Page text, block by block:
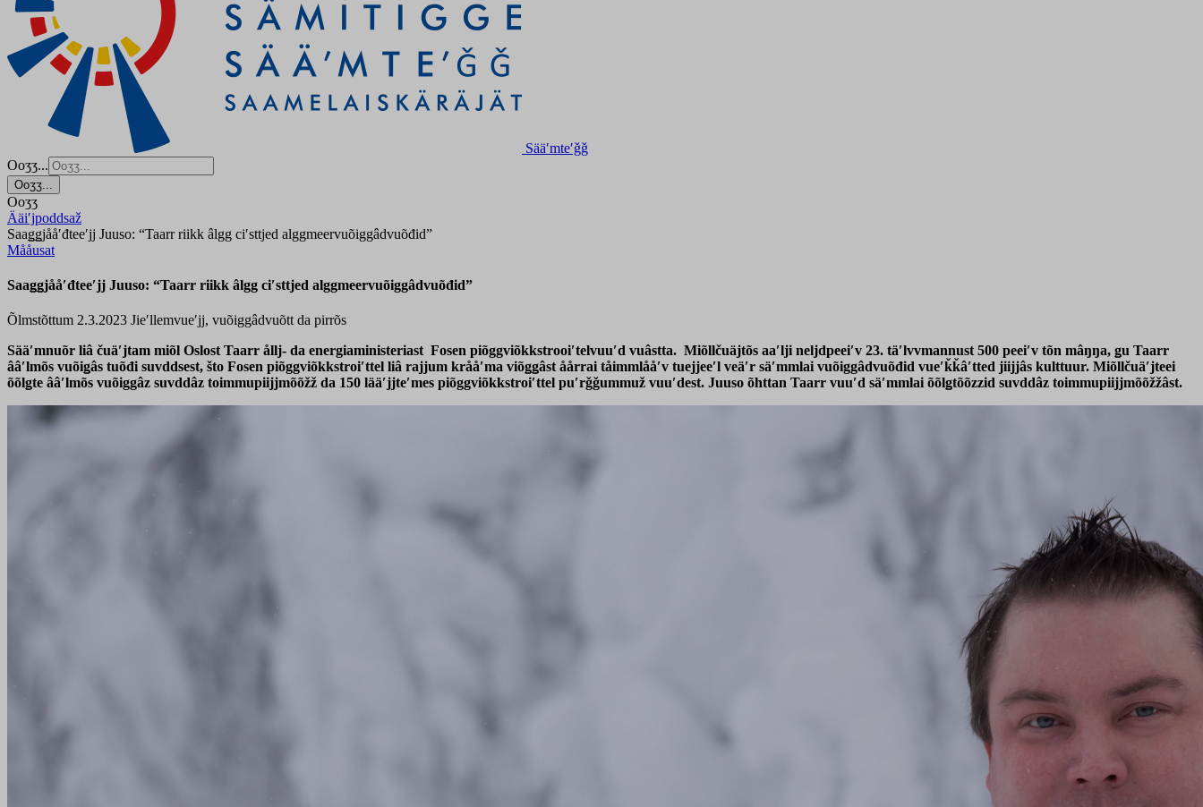
Sääʹmteʹǧǧ
Ooʒʒ...
Ooʒʒ...
Ooʒʒ
Ääiʹjpoddsaž
Saaǥǥjååʹđteeʹjj Juuso: “Taarr riikk âlgg ciʹsttjed alggmeervuõiggâdvuõđid”
Mååusat
Saaǥǥjååʹđteeʹjj Juuso: “Taarr riikk âlgg ciʹsttjed alggmeervuõiggâdvuõđid”
Õlmstõttum 2.3.2023 Jieʹllemvueʹjj, vuõiggâdvuõtt da pirrõs
Sääʹmnuõr liâ čuäʹjtam miõl Oslost Taarr ållj- da energiaministeriast Fosen piõggviõkkstrooiʹtelvuuʹd vuâstta. Miõllčuäjtõs aaʹlji neljdpeeiʹv 23. täʹlvvmannust 500 peeiʹv tõn mâŋŋa, ǥu Taarr
ââʹlmõs vuõiǥâs tuõđi suvddsest, što Fosen piõggviõkkstroiʹttel liâ rajjum krååʹma viõǥǥâst åårrai tåimmlååʹv tuejjeeʹl veäʹr säʹmmlai vuõiggâdvuõđid vueʹǩǩâʹtted jiijjâs kulttuur. Miõllčuäʹjteei
õõlǥte ââʹlmõs vuõiggâz suvddâz toimmupiijjmõõžž da 150 lääʹjjteʹmes piõggviõkkstroiʹttel puʹrǧǧummuž vuuʹdest. Juuso õhttan Taarr vuuʹd säʹmmlai õõlǥtõõzzid suvddâz toimmupiijjmõõžžâst.